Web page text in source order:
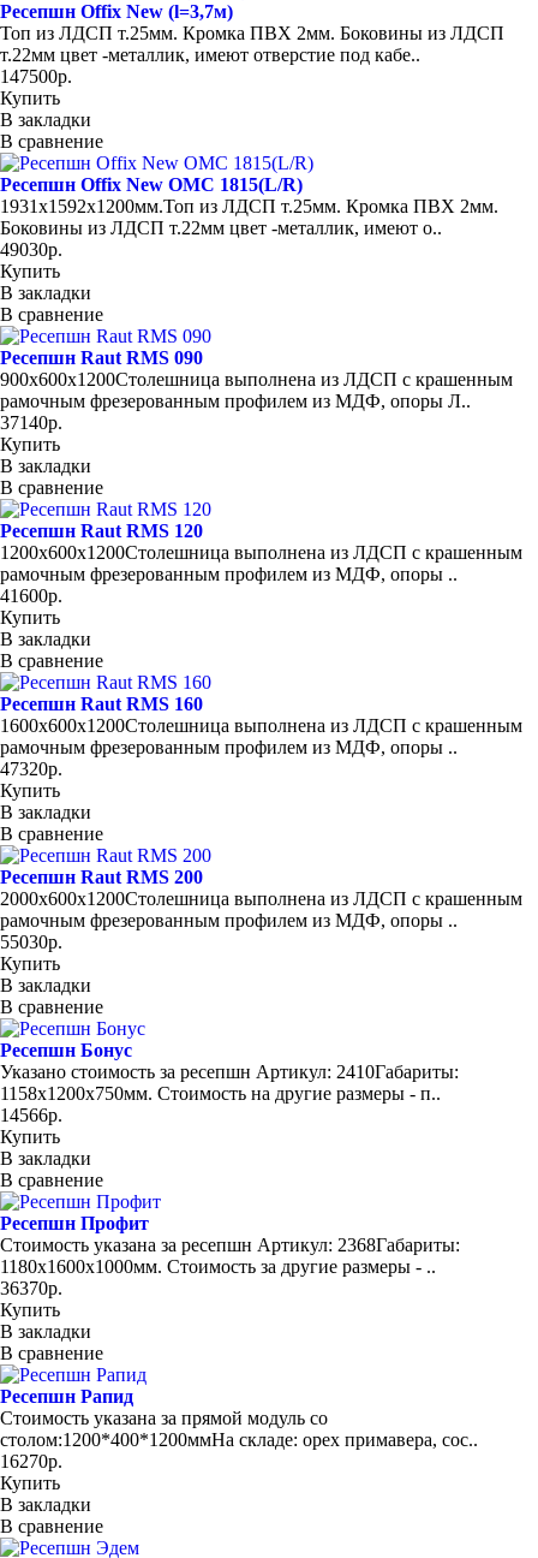
Ресепшн Offix New (l=3,7м)
Топ из ЛДСП т.25мм. Кромка ПВХ 2мм. Боковины из ЛДСП
т.22мм цвет -металлик, имеют отверстие под кабе..
147500р.
Купить
В закладки
В сравнение
Ресепшн Offix New OMC 1815(L/R)
1931х1592х1200мм.Топ из ЛДСП т.25мм. Кромка ПВХ 2мм.
Боковины из ЛДСП т.22мм цвет -металлик, имеют о..
49030р.
Купить
В закладки
В сравнение
Ресепшн Raut RMS 090
900х600х1200Столешница выполнена из ЛДСП с крашенным
рамочным фрезерованным профилем из МДФ, опоры Л..
37140р.
Купить
В закладки
В сравнение
Ресепшн Raut RMS 120
1200х600х1200Столешница выполнена из ЛДСП с крашенным
рамочным фрезерованным профилем из МДФ, опоры ..
41600р.
Купить
В закладки
В сравнение
Ресепшн Raut RMS 160
1600х600х1200Столешница выполнена из ЛДСП с крашенным
рамочным фрезерованным профилем из МДФ, опоры ..
47320р.
Купить
В закладки
В сравнение
Ресепшн Raut RMS 200
2000х600х1200Столешница выполнена из ЛДСП с крашенным
рамочным фрезерованным профилем из МДФ, опоры ..
55030р.
Купить
В закладки
В сравнение
Ресепшн Бонус
Указано стоимость за ресепшн Артикул: 2410Габариты:
1158x1200x750мм. Стоимость на другие размеры - п..
14566р.
Купить
В закладки
В сравнение
Ресепшн Профит
Стоимость указана за ресепшн Артикул: 2368Габариты:
1180x1600x1000мм. Стоимость за другие размеры - ..
36370р.
Купить
В закладки
В сравнение
Ресепшн Рапид
Стоимость указана за прямой модуль со
столом:1200*400*1200ммНа складе: орех примавера, сос..
16270р.
Купить
В закладки
В сравнение